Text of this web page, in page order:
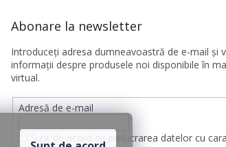
Abonare la newsletter
Introduceţi adresa dumneavoastră de e-mail şi
informaţii despre produsele noi disponibile în
virtual.
Adresă de e-mail
Sunt de acord cu prelucrarea datelor cu